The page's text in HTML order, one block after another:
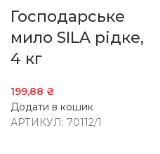
Господарське
мило SILA рідке,
4 кг
199,88 ₴
Додати в кошик
АРТИКУЛ: 70112/1